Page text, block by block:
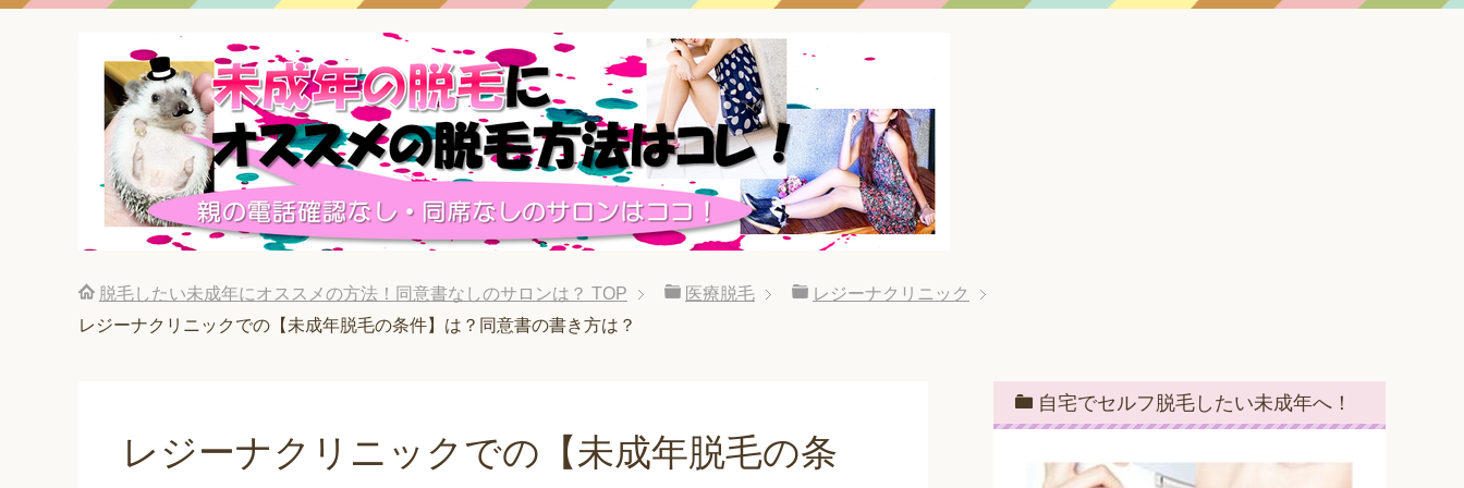
脱毛したい未成年にオススメの方法！同意書なしのサロンは？ TOP 医療脱毛
レジーナクリニック
レジーナクリニックでの【未成年脱毛の条件】は？同意書の書き方は？
レジーナクリニックでの【未成年脱毛の条
自宅でセルフ脱毛したい未成年へ！